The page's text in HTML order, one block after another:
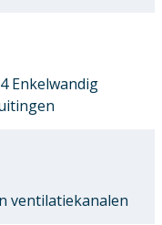
Enkelwandig
ventilatiekanalen